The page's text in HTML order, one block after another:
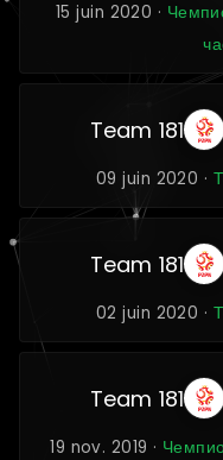
15 juin 2020 ·
Team 181
09 juin 2020 ·
Team 181
02 juin 2020 ·
Team 181
19 nov. 2019 ·